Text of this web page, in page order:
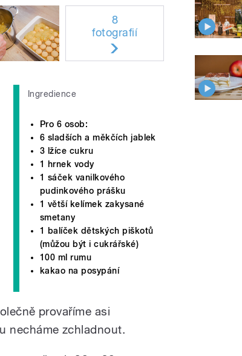
8
fotografií
Ingredience
Pro 6 osob:
6 sladších a měkčích jablek
3 lžíce cukru
1 hrnek vody
1 sáček vanilkového
pudinkového prášku
1 větší kelímek zakysané
smetany
1 balíček dětských piškotů
(můžou být i cukrářské)
100 ml rumu
kakao na posypání
provaříme asi
necháme zchladnout.